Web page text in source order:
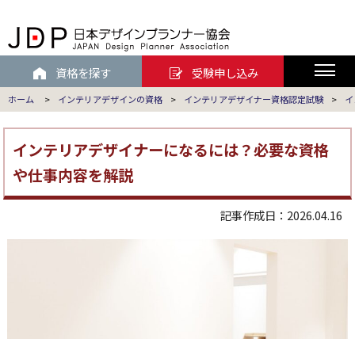
資格を探す 受験申し込み
ホーム > インテリアデザインの資格 > インテリアデザイナー資格認定試験 >
インテリアデザイナーになるには？必要な資格
や仕事内容を解説
記事作成日：2026.04.16